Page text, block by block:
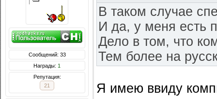
Сообщений: 33
Награды: 1
Репутация:
21
В таком случае
И да, у меня есть
Дело в том, что
Тем более на
Я имею ввиду